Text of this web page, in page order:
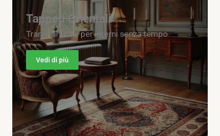
Tappeti Orientali
Trame antiche per interni senza tempo
Vedi di più